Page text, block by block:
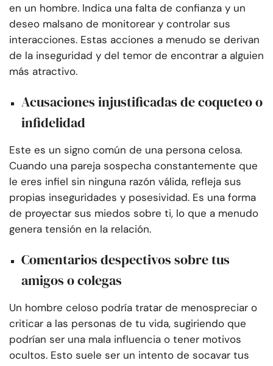
en un hombre. Indica una falta de confianza y un
deseo malsano de monitorear y controlar sus
interacciones. Estas acciones a menudo se derivan
de la inseguridad y del temor de encontrar a alguien
más atractivo.
Acusaciones injustificadas de coqueteo o
infidelidad
Este es un signo común de una persona celosa.
Cuando una pareja sospecha constantemente que
le eres infiel sin ninguna razón válida, refleja sus
propias inseguridades y posesividad. Es una forma
de proyectar sus miedos sobre ti, lo que a menudo
genera tensión en la relación.
Comentarios despectivos sobre tus
amigos o colegas
Un hombre celoso podría tratar de menospreciar o
criticar a las personas de tu vida, sugiriendo que
podrían ser una mala influencia o tener motivos
ocultos. Esto suele ser un intento de socavar tus